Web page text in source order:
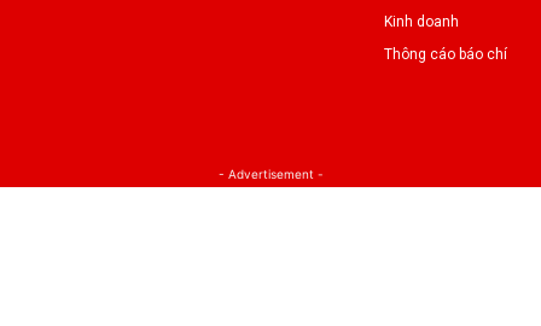
Kinh doanh
Thông cáo báo chí
- Advertisement -